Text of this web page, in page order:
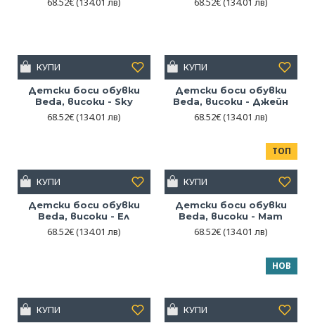
Детски боси обувки
Beda, високи - Sky
68.52€(134.01 лв)
КУПИ
Детски боси обувки
Beda, високи - Джейн
68.52€(134.01 лв)
КУПИ
Детски боси обувки
Beda, високи - Ел
68.52€(134.01 лв)
КУПИ
ТОП
Детски боси обувки
Beda, високи - Мат
68.52€(134.01 лв)
КУПИ
КУПИ
НОВ
КУПИ